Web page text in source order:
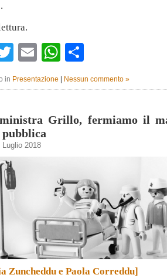
TwitterEmailWhatsApp
in Presentazione | Nessun commento »
Grillo, fermiamo il
pubblica
Luglio 2018
Zuncheddu e Paola Correddu]